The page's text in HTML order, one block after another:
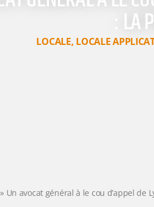
:
LOCALE, LOCALE
Un avocat général à le cou d’appel